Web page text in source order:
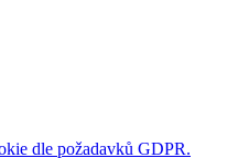
dle požadavků GDPR.